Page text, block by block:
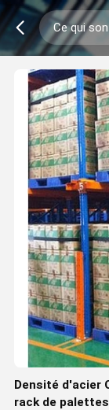
Densité d'acier
rack de